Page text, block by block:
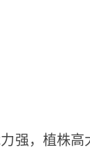
强，植株高